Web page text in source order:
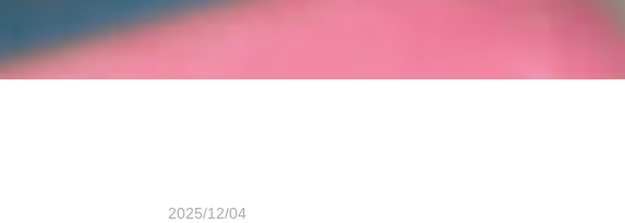
2025/12/04